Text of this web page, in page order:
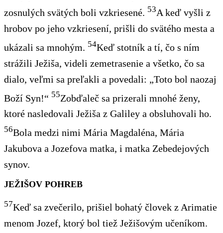
zosnulých svätých boli vzkriesené. 53A keď vyšli z
hrobov po jeho vzkriesení, prišli do svätého mesta a
ukázali sa mnohým. 54Keď stotník a tí, čo s ním
strážili Ježiša, videli zemetrasenie a všetko, čo sa
dialo, veľmi sa preľakli a povedali: „Toto bol naozaj
Boží Syn!“ 55Zobďaleč sa prizerali mnohé ženy,
ktoré nasledovali Ježiša z Galiley a obsluhovali ho.
56Bola medzi nimi Mária Magdaléna, Mária
Jakubova a Jozefova matka, i matka Zebedejových
synov.
JEŽIŠOV POHREB
57Keď sa zvečerilo, prišiel bohatý človek z Arimatie
menom Jozef, ktorý bol tiež Ježišovým učeníkom.